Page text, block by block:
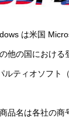
は米国
他の国における
ルティオソフト
品名は各社の商